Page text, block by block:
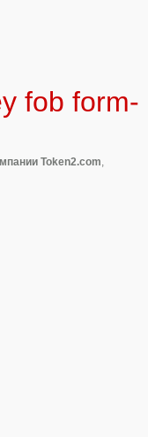
fob form-
Token2.com,